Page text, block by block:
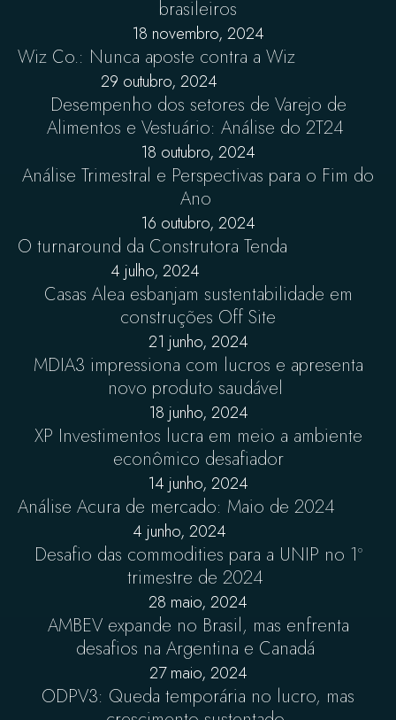
brasileiros
18 novembro, 2024
Wiz Co.: Nunca aposte contra a Wiz
29 outubro, 2024
Desempenho dos setores de Varejo de
Alimentos e Vestuário: Análise do 2T24
18 outubro, 2024
Análise Trimestral e Perspectivas para o Fim do
Ano
16 outubro, 2024
O turnaround da Construtora Tenda
4 julho, 2024
Casas Alea esbanjam sustentabilidade em
construções Off Site
21 junho, 2024
MDIA3 impressiona com lucros e apresenta
novo produto saudável
18 junho, 2024
XP Investimentos lucra em meio a ambiente
econômico desafiador
14 junho, 2024
Análise Acura de mercado: Maio de 2024
4 junho, 2024
Desafio das commodities para a UNIP no 1º
trimestre de 2024
28 maio, 2024
AMBEV expande no Brasil, mas enfrenta
desafios na Argentina e Canadá
27 maio, 2024
ODPV3: Queda temporária no lucro, mas